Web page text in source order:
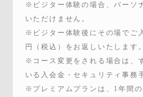
※ビジター体験の場合、パーソ
いただけません。
※ビジター体験後にその場でご
円（税込）をお返しいたします。
※コース変更をされる場合は、
いる入会金・セキュリティ事務
※プレミアムプランは、1年間